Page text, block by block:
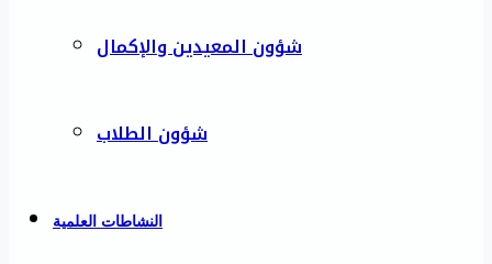
شؤون المعيدين والإكمال
شؤون الطلاب
النشاطات العلمية